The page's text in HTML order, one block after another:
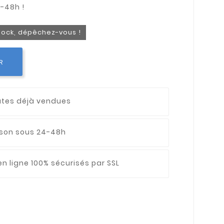
dépêchez-vous !
déjà vendues
sous 24-48h
ligne 100% sécurisés par SSL